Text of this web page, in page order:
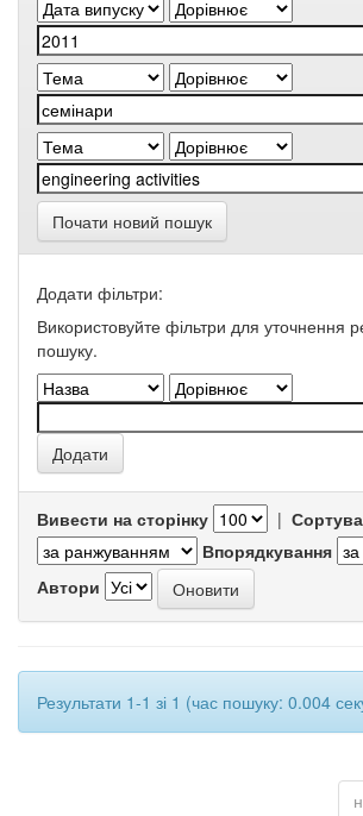
Почати новий пошук
Додати фільтри:
Використовуйте фільтри для уточнення
пошуку.
Вивести на сторінку |
Впорядкування
Автори
Результати 1-1 зі 1 (час пошуку: 0.004